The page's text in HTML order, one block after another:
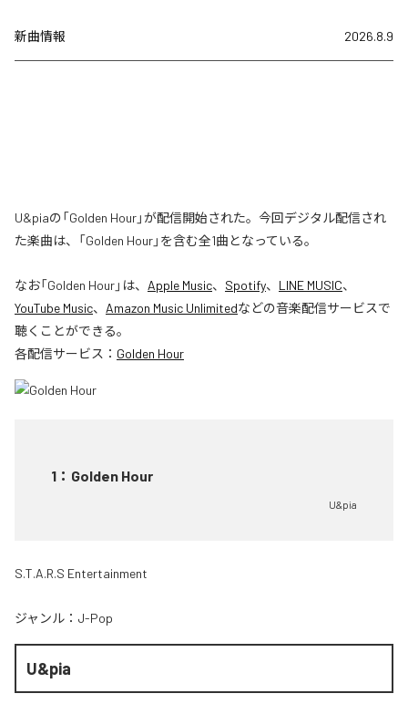
新曲情報 2026.8.9
U&piaの「Golden Hour」が配信開始された。今回デジタル配信され
た楽曲は、「Golden Hour」を含む全1曲となっている。
なお「Golden Hour」は、 Apple Music、 Spotify、 LINE MUSIC、
YouTube Music、 Amazon Music Unlimitedなどの音楽配信サービスで
聴くことができる。
各配信サービス： Golden Hour
1 ： Golden Hour
U&pia
S.T.A.R.S Entertainment
ジャンル： J-Pop
U&pia